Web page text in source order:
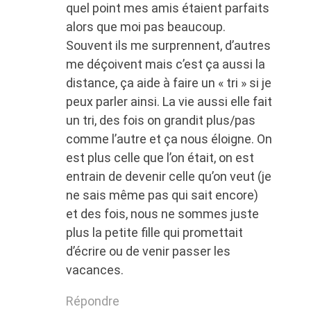
quel point mes amis étaient parfaits
alors que moi pas beaucoup.
Souvent ils me surprennent, d’autres
me déçoivent mais c’est ça aussi la
distance, ça aide à faire un « tri » si je
peux parler ainsi. La vie aussi elle fait
un tri, des fois on grandit plus/pas
comme l’autre et ça nous éloigne. On
est plus celle que l’on était, on est
entrain de devenir celle qu’on veut (je
ne sais même pas qui sait encore)
et des fois, nous ne sommes juste
plus la petite fille qui promettait
d’écrire ou de venir passer les
vacances.
Répondre